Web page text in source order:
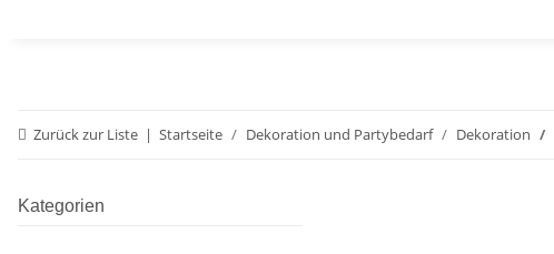
Zurück zur Liste Startseite Dekoration und Partybedarf Dekoration
Kategorien